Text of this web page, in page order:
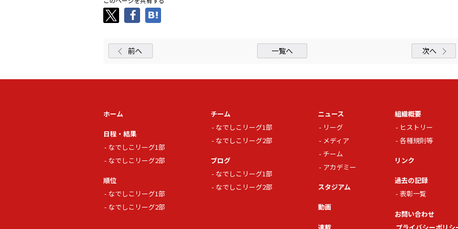
前へ 一覧へ 次へ
ホーム
日程・結果
なでしこリーグ1部
なでしこリーグ2部
順位
なでしこリーグ1部
なでしこリーグ2部
チーム
なでしこリーグ1部
なでしこリーグ2部
ブログ
なでしこリーグ1部
なでしこリーグ2部
ニュース
リーグ
メディア
チーム
アカデミー
スタジアム
動画
連載
組織概要
ヒストリー
各種規則等
リンク
過去の記録
表彰一覧
お問い合わせ
プライバシーポリシ